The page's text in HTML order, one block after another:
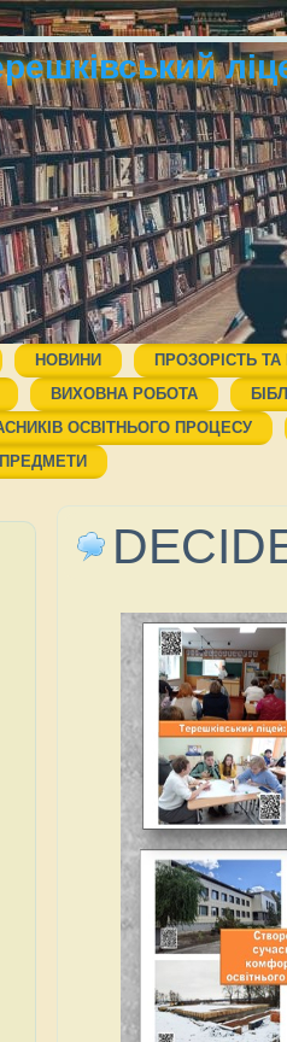
НОВИНИ
ПРОЗОРІСТЬ
ВИХОВНА РОБОТА
ОСВІТНЬОГО ПРОЦЕСУ